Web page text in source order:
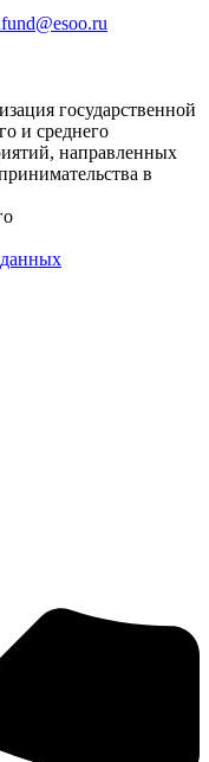
государственной
и среднего
направленных
в